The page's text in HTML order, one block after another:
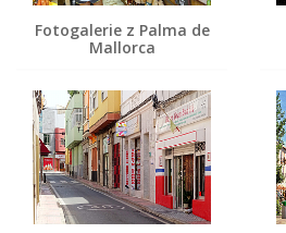
Fotogalerie z Palma de
Mallorca